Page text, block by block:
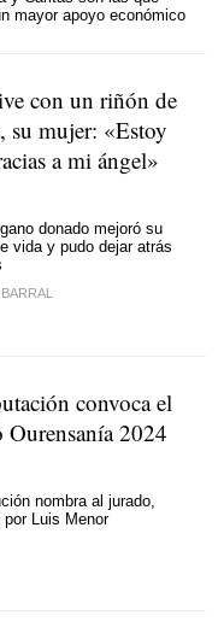
mayor apoyo económico
con un riñón de
su mujer: «Estoy
a mi ángel»
donado mejoró su
vida y pudo dejar atrás
convoca el
Ourensanía 2024
nombra al jurado,
por Luis Menor